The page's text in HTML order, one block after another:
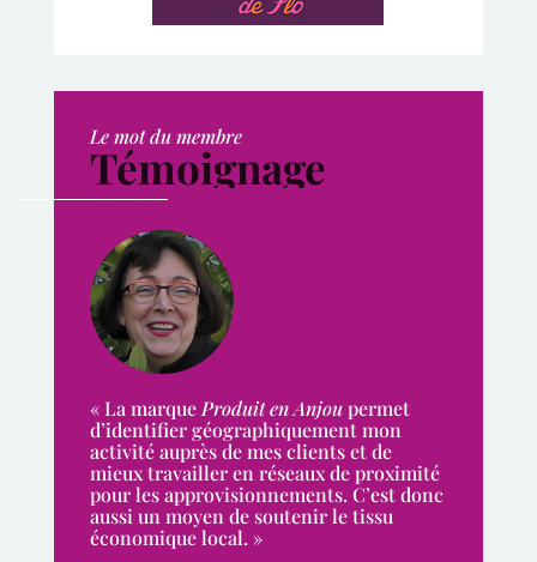
Le mot du membre
Témoignage
«La marqueProduit en Anjoupermet
d’identifier géographiquement mon
activité auprès de mes clients et de
mieux travailler en réseaux de proximité
pour les approvisionnements. C’est donc
aussi un moyen de soutenir le tissu
économique local. »